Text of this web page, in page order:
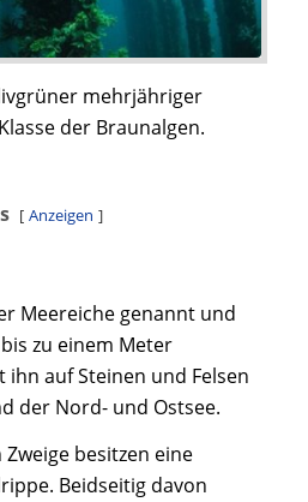
mehrjähriger
der Braunalgen.
Anzeigen
Meereiche genannt und
zu einem Meter
auf Steinen und Felsen
der Nord- und Ostsee.
besitzen eine
Beidseitig davon